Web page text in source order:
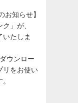
お知らせ】
」が、
たしま
ウンロー
リをお使い